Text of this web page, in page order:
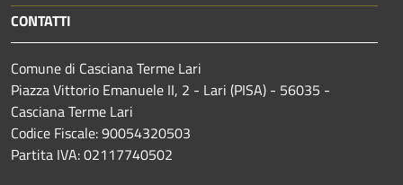
CONTATTI
Comune di Casciana Terme Lari
Piazza Vittorio Emanuele II, 2 - Lari (PISA) - 56035 -
Casciana Terme Lari
Codice Fiscale: 90054320503
Partita IVA: 02117740502